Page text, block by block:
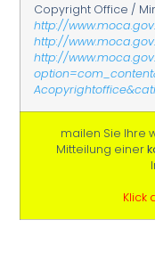
Copyright Office /
http://
http://
http://
mailen Sie Ihre
Mitteilung einer
Klick